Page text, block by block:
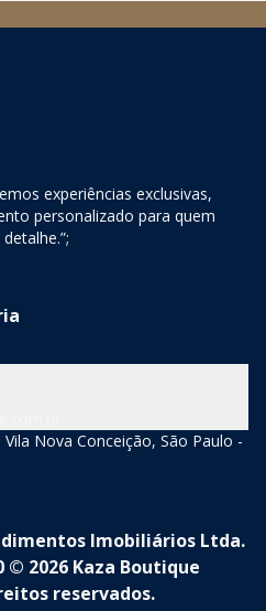
experiências exclusivas,
personalizado para quem
Nova Conceição, São Paulo -
Imobiliários Ltda.
© 2026 Kaza Boutique
reservados.